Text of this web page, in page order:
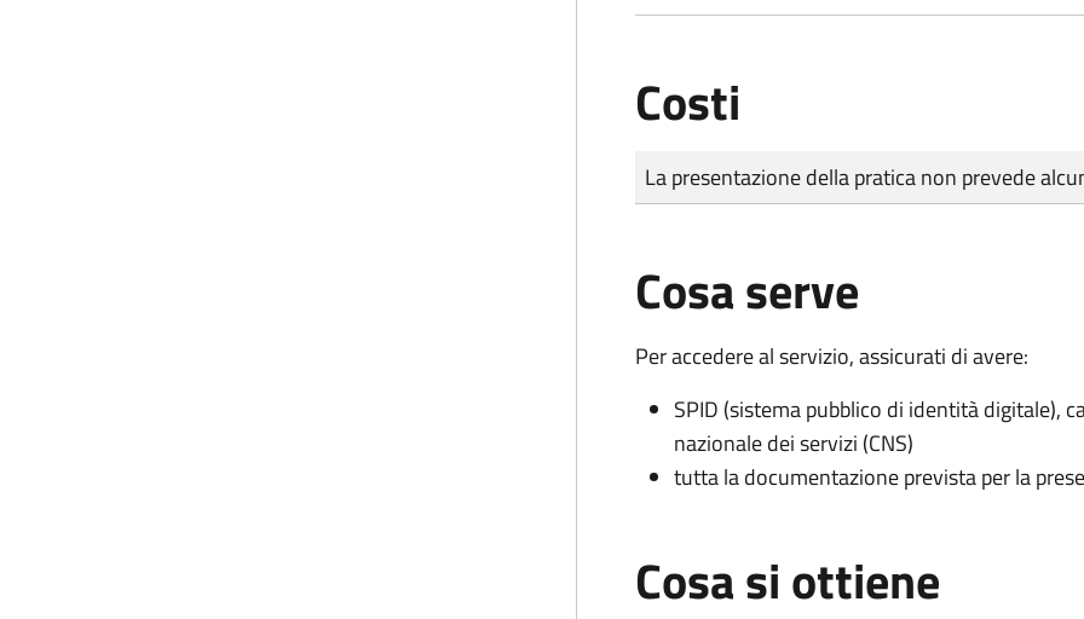
Costi
Tipo di pagamento
Importo
La presentazione della pratica non prevede
Cosa serve
Per accedere al servizio, assicurati di avere:
SPID (sistema pubblico di identità digitale),
nazionale dei servizi (CNS)
tutta la documentazione prevista per la
Cosa si ottiene